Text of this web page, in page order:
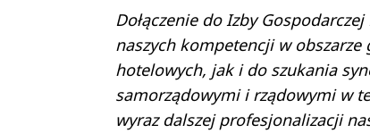
Dołączenie do Izby
naszych kompetencji w
hotelowych, jak i do szukania
samorządowymi i rządowymi w
wyraz dalszej profesjonalizacji